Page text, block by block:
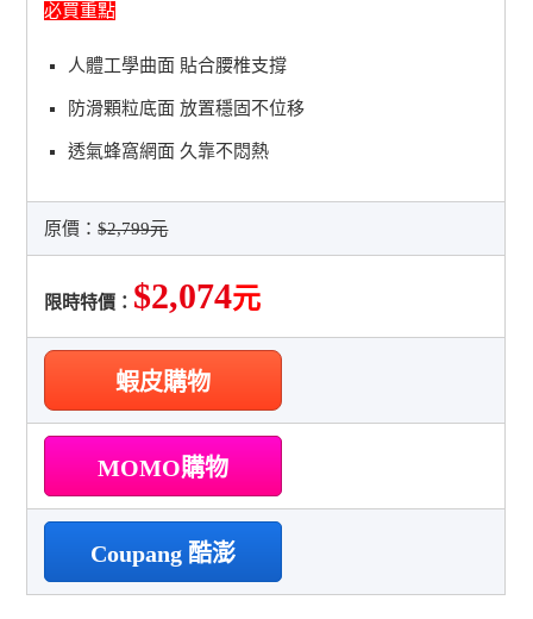
必買重點
人體工學曲面 貼合腰椎支撐
防滑顆粒底面 放置穩固不位移
透氣蜂窩網面 久靠不悶熱
原價：$2,799元
限時特價： $2,074元
蝦皮購物
MOMO購物
Coupang 酷澎